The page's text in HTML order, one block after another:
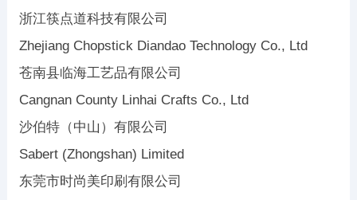
浙江筷点道科技有限公司
Zhejiang Chopstick Diandao Technology Co., Ltd
苍南县临海工艺品有限公司
Cangnan County Linhai Crafts Co., Ltd
沙伯特（中山）有限公司
Sabert (Zhongshan) Limited
东莞市时尚美印刷有限公司